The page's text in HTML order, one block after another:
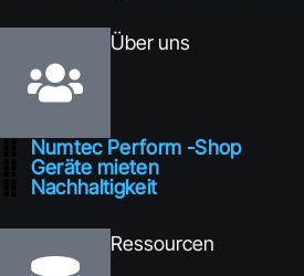
Über uns
Numtec Perform -Shop
Geräte mieten
Nachhaltigkeit
Ressourcen